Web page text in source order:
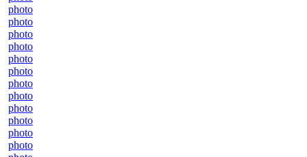
photo
photo
photo
photo
photo
photo
photo
photo
photo
photo
photo
photo